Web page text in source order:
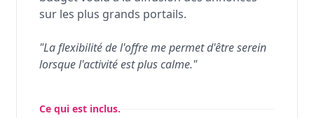
sur les plus grands portails.
"La flexibilité de l'offre me permet d'être serein
lorsque l'activité est plus calme."
Ce qui est inclus.